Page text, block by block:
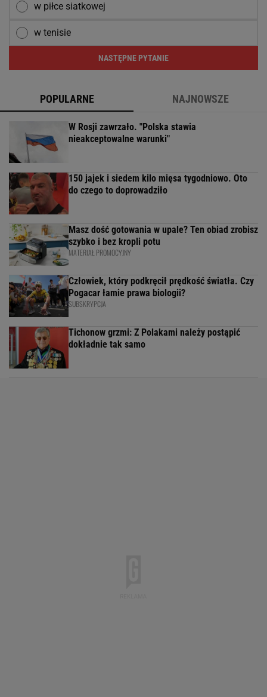
w piłce siatkowej
w tenisie
NASTĘPNE PYTANIE
POPULARNE NAJNOWSZE
W Rosji zawrzało. "Polska stawia
nieakceptowalne warunki"
150 jajek i siedem kilo mięsa tygodniowo. Oto
do czego to doprowadziło
Masz dość gotowania w upale? Ten obiad zrobisz
szybko i bez kropli potu
MATERIAŁ PROMOCYJNY
Człowiek, który podkręcił prędkość światła. Czy
Pogacar łamie prawa biologii?
SUBSKRYPCJA
Tichonow grzmi: Z Polakami należy postąpić
dokładnie tak samo